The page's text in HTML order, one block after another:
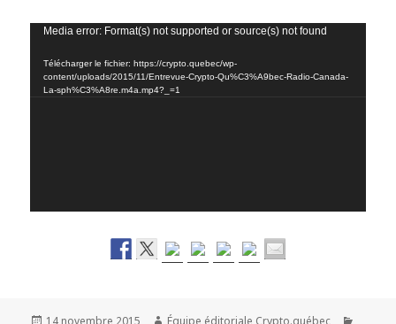
Lecteur
Media error: Format(s) not supported or source(s) not found
Télécharger le fichier: https://crypto.quebec/wp-
content/uploads/2015/11/Entrevue-Crypto-Qu%C3%A9bec-Radio-Canada-
La-sph%C3%A8re.m4a.mp4?_=1
Publié
14 novembre 2015 Auteur
Équipe éditoriale Crypto.québec